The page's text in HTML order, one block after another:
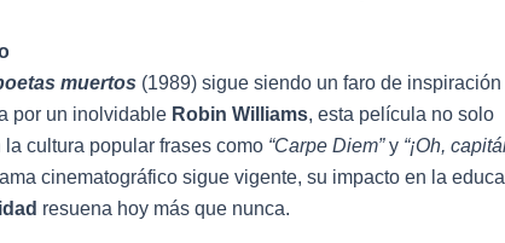
muertos (1989) sigue siendo un faro de inspiración
por un inolvidable Robin Williams, esta película no solo
cultura popular frases como “Carpe Diem”y “¡Oh,
cinematográfico sigue vigente, su impacto en la
resuena hoy más que nunca.